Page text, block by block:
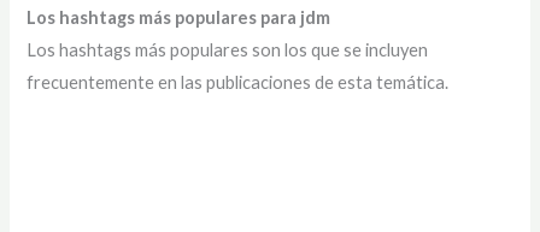
Los hashtags más populares para jdm
Los hashtags más populares son los que se incluyen
frecuentemente en las publicaciones de esta temática.